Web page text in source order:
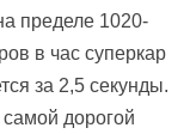
пределе 1020-
в час суперкар
за 2,5 секунды.
дорогой